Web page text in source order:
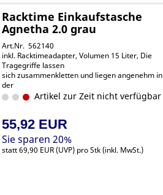
Racktime Einkaufstasche
Agnetha 2.0 grau
Art.Nr. 562140
inkl. Racktimeadapter, Volumen 15 Liter, Die
Tragegriffe lassen
sich zusammenkletten und liegen angenehm in
der
Hand, dank des integrieten Regenschutz liegen
Artikel zur Zeit nicht verfügbar
55,92 EUR
Sie sparen 20%
statt69,90 EUR(UVP) pro Stk (inkl. MwSt.)